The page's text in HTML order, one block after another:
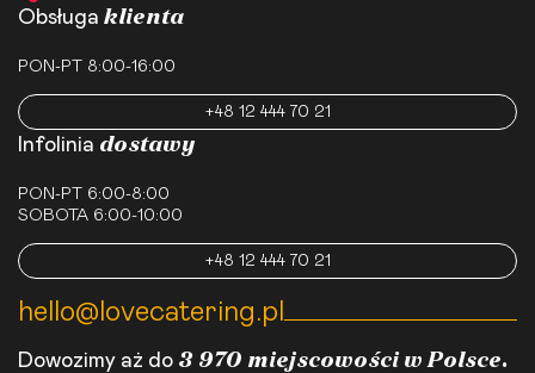
Obsługa klienta
PON-PT 8:00-16:00
+48 12 444 70 21
Infolinia dostawy
PON-PT 6:00-8:00
SOBOTA 6:00-10:00
+48 12 444 70 21
hello@lovecatering.pl
Dowozimy aż do 3 970 miejscowości w Polsce.